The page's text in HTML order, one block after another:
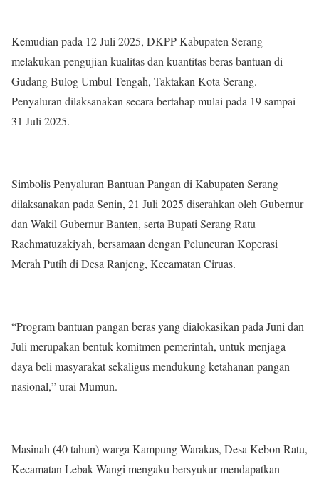
Kemudian pada 12 Juli 2025, DKPP Kabupaten Serang
melakukan pengujian kualitas dan kuantitas beras bantuan di
Gudang Bulog Umbul Tengah, Taktakan Kota Serang.
Penyaluran dilaksanakan secara bertahap mulai pada 19 sampai
31 Juli 2025.
Simbolis Penyaluran Bantuan Pangan di Kabupaten Serang
dilaksanakan pada Senin, 21 Juli 2025 diserahkan oleh Gubernur
dan Wakil Gubernur Banten, serta Bupati Serang Ratu
Rachmatuzakiyah, bersamaan dengan Peluncuran Koperasi
Merah Putih di Desa Ranjeng, Kecamatan Ciruas.
“Program bantuan pangan beras yang dialokasikan pada Juni dan
Juli merupakan bentuk komitmen pemerintah, untuk menjaga
daya beli masyarakat sekaligus mendukung ketahanan pangan
nasional,” urai Mumun.
Masinah (40 tahun) warga Kampung Warakas, Desa Kebon Ratu,
Kecamatan Lebak Wangi mengaku bersyukur mendapatkan